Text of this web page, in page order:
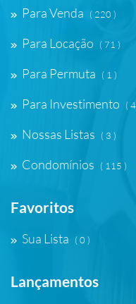
Para Venda ( 220 )
Para Locação ( 71 )
Para Permuta ( 1 )
Para Investimento (
Nossas Listas ( 3 )
Condomínios ( 115 )
Favoritos
Sua Lista ( 0 )
Lançamentos